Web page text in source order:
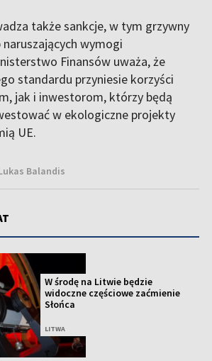
także sankcje, w tym grzywny
wymogi
Finansów uważa, że
standardu przyniesie korzyści
jak i inwestorom, którzy będą
w ekologiczne projekty
UE.
Balandis
W środę na Litwie będzie
widoczne częściowe zaćmienie
Słońca
LITWA